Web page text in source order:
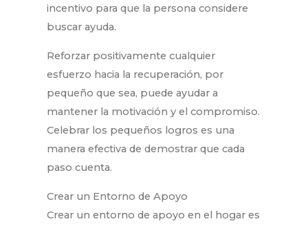
incentivo para que la persona considere
buscar ayuda.
Reforzar positivamente cualquier
esfuerzo hacia la recuperación, por
pequeño que sea, puede ayudar a
mantener la motivación y el compromiso.
Celebrar los pequeños logros es una
manera efectiva de demostrar que cada
paso cuenta.
Crear un Entorno de Apoyo
Crear un entorno de apoyo en el hogar es